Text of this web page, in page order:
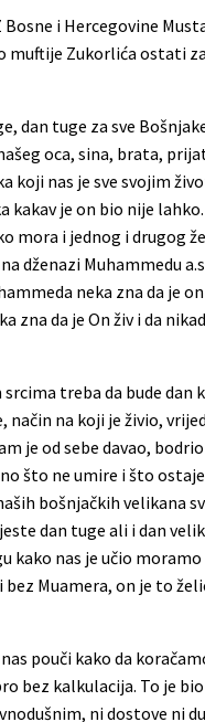
i Hercegovine
muftije Zukorlića ostati
dan tuge za sve
oca, sina, brata,
koji nas je sve svojim
kakav je on bio nije lahko.
mora i jednog i drugog
dženazi Muhammedu
neka zna da je
zna da je On živ i da
treba da bude dan
način na koji je živio,
je od sebe davao,
što ne umire i što
bošnjačkih velikana
dan tuge ali i dan
kako nas je učio
Muamera, on je to
pouči kako da
bez kalkulacija. To je
ni dostove ni